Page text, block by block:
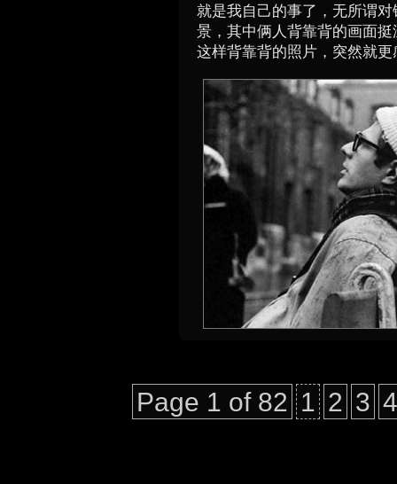
就是我自己的事了，无所谓
景，其中俩人背靠背的画面
这样背靠背的照片，突然就更
Page 1 of 82 1 2 3 4